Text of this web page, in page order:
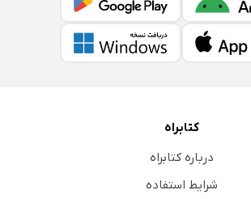
کتابراه
درباره کتابراه
شرایط استفاده